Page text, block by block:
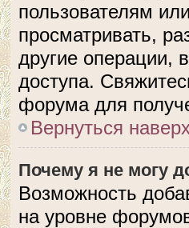
пользователям
просматривать,
другие операции,
доступа.
форума для
Вернуться
Почему я не могу
Возможность
на уровне